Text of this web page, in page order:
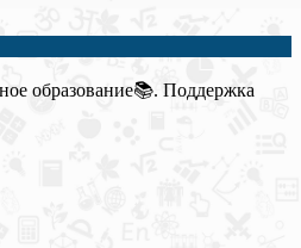
образование📚. Поддержка